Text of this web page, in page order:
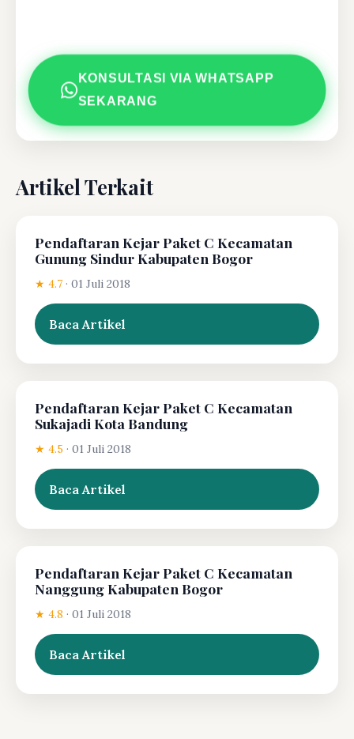
KONSULTASI VIA WHATSAPP
SEKARANG
Artikel Terkait
Pendaftaran Kejar Paket C Kecamatan
Gunung Sindur Kabupaten Bogor
★ 4.7 · 01 Juli 2018
Baca Artikel
Pendaftaran Kejar Paket C Kecamatan
Sukajadi Kota Bandung
★ 4.5 · 01 Juli 2018
Baca Artikel
Pendaftaran Kejar Paket C Kecamatan
Nanggung Kabupaten Bogor
★ 4.8 · 01 Juli 2018
Baca Artikel